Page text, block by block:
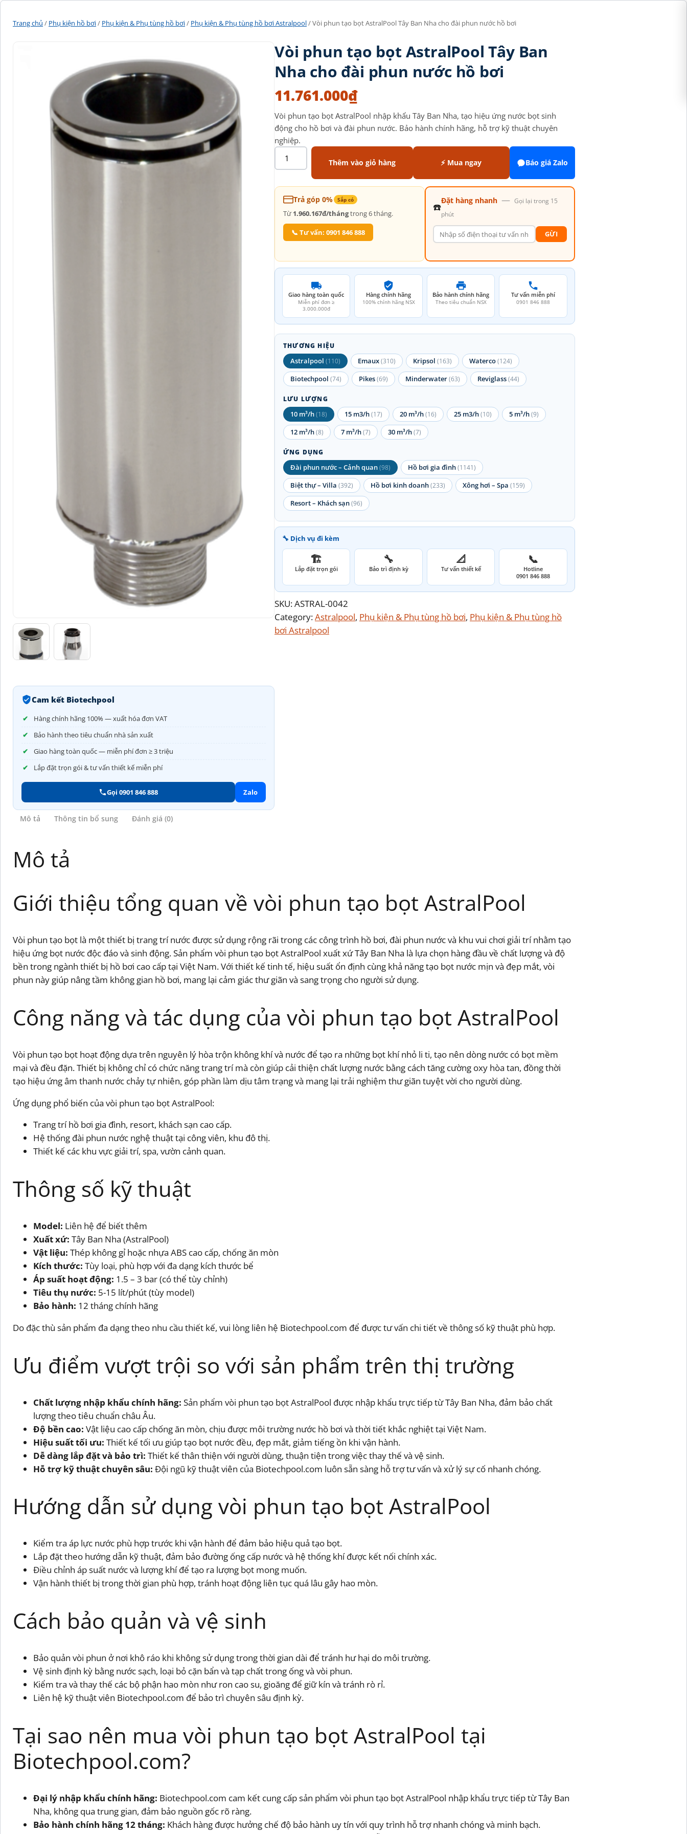
Trang chủ / Phụ kiện hồ bơi/ Phụ kiện & Phụ tùng hồ bơi/ Phụ kiện & Phụ tùng hồ bơi Astralpool/ Vòi phun tạo bọt AstralPool Tây Ban Nha cho đài phun nước hồ bơi
Cam kết Biotechpool
Hàng chính hãng 100% — xuất hóa đơn VAT
Bảo hành theo tiêu chuẩn nhà sản xuất
Giao hàng toàn quốc — miễn phí đơn ≥ 3 triệu
Lắp đặt trọn gói & tư vấn thiết kế miễn phí
Gọi 0901 846 888 Zalo
Vòi phun tạo bọt AstralPool Tây Ban
Nha cho đài phun nước hồ bơi
11.761.000₫
Vòi phun tạo bọt AstralPool nhập khẩu Tây Ban Nha, tạo hiệu ứng nước bọt sinh
động cho hồ bơi và đài phun nước. Bảo hành chính hãng, hỗ trợ kỹ thuật chuyên
nghiệp.
Thêm vào giỏ hàng ⚡ Mua ngay Báo giá Zalo
Trả góp 0% Sắp có
Từ 1.960.167đ/thángtrong 6 tháng.
📞 Tư vấn: 0901 846 888
☎️
Đặt hàng nhanh — Gọi lại trong 15
phút
GỪI
Giao hàng toàn quốc
Miễn phí đơn ≥
3.000.000đ
Hàng chính hãng
100% chính hãng NSX
Bảo hành chính hãng
Theo tiêu chuẩn NSX
Tư vấn miễn phí
0901 846 888
THƯƠNG HIỆU
Astralpool (110) Emaux(310) Kripsol (163) Waterco(124)
Biotechpool (74) Pikes(69) Minderwater(63) Reviglass(44)
LƯU LƯỢNG
10 m³/h(18) 15 m3/h(17) 20 m³/h(16) 25 m3/h(10) 5 m³/h(9)
12 m³/h(8) 7 m³/h(7) 30 m³/h(7)
ỨNG DỤNG
Đài phun nước – Cảnh quan(98) Hồ bơi gia đình(1141)
Biệt thự – Villa (392) Hồ bơi kinh doanh(233) Xông hơi – Spa (159)
Resort – Khách sạn(96)
🔧 Dịch vụ đi kèm
🏗️
Lắp đặt trọn gói
🔧
Bảo trì định kỳ
📐
Tư vấn thiết kế
📞
Hotline
0901 846 888
SKU:ASTRAL-0042
Category:Astralpool, Phụ kiện & Phụ tùng hồ bơi, Phụ kiện & Phụ tùng hồ
bơi Astralpool
Mô tả Thông tin bổ sung Đánh giá (0)
Mô tả
Giới thiệu tổng quan về vòi phun tạo bọt AstralPool
Vòi phun tạo bọt là một thiết bị trang trí nước được sử dụng rộng rãi trong các công trình hồ bơi, đài phun nước và khu vui chơi giải trí nhằm tạo
hiệu ứng bọt nước độc đáo và sinh động. Sản phẩm vòi phun tạo bọt AstralPool xuất xứ Tây Ban Nha là lựa chọn hàng đầu về chất lượng và độ
bền trong ngành thiết bị hồ bơi cao cấp tại Việt Nam. Với thiết kế tinh tế, hiệu suất ổn định cùng khả năng tạo bọt nước mịn và đẹp mắt, vòi
phun này giúp nâng tầm không gian hồ bơi, mang lại cảm giác thư giãn và sang trọng cho người sử dụng.
Công năng và tác dụng của vòi phun tạo bọt AstralPool
Vòi phun tạo bọt hoạt động dựa trên nguyên lý hòa trộn không khí và nước để tạo ra những bọt khí nhỏ li ti, tạo nên dòng nước có bọt mềm
mại và đều đặn. Thiết bị không chỉ có chức năng trang trí mà còn giúp cải thiện chất lượng nước bằng cách tăng cường oxy hòa tan, đồng thời
tạo hiệu ứng âm thanh nước chảy tự nhiên, góp phần làm dịu tâm trạng và mang lại trải nghiệm thư giãn tuyệt vời cho người dùng.
Ứng dụng phổ biến của vòi phun tạo bọt AstralPool:
Trang trí hồ bơi gia đình, resort, khách sạn cao cấp.
Hệ thống đài phun nước nghệ thuật tại công viên, khu đô thị.
Thiết kế các khu vực giải trí, spa, vườn cảnh quan.
Thông số kỹ thuật
Model: Liên hệ để biết thêm
Xuất xứ: Tây Ban Nha (AstralPool)
Vật liệu: Thép không gỉ hoặc nhựa ABS cao cấp, chống ăn mòn
Kích thước: Tùy loại, phù hợp với đa dạng kích thước bể
Áp suất hoạt động: 1.5 – 3 bar (có thể tùy chỉnh)
Tiêu thụ nước: 5-15 lít/phút (tùy model)
Bảo hành: 12 tháng chính hãng
Do đặc thù sản phẩm đa dạng theo nhu cầu thiết kế, vui lòng liên hệ Biotechpool.com để được tư vấn chi tiết về thông số kỹ thuật phù hợp.
Ưu điểm vượt trội so với sản phẩm trên thị trường
Chất lượng nhập khẩu chính hãng: Sản phẩm vòi phun tạo bọt AstralPool được nhập khẩu trực tiếp từ Tây Ban Nha, đảm bảo chất
lượng theo tiêu chuẩn châu Âu.
Độ bền cao: Vật liệu cao cấp chống ăn mòn, chịu được môi trường nước hồ bơi và thời tiết khắc nghiệt tại Việt Nam.
Hiệu suất tối ưu: Thiết kế tối ưu giúp tạo bọt nước đều, đẹp mắt, giảm tiếng ồn khi vận hành.
Dễ dàng lắp đặt và bảo trì: Thiết kế thân thiện với người dùng, thuận tiện trong việc thay thế và vệ sinh.
Hỗ trợ kỹ thuật chuyên sâu: Đội ngũ kỹ thuật viên của Biotechpool.com luôn sẵn sàng hỗ trợ tư vấn và xử lý sự cố nhanh chóng.
Hướng dẫn sử dụng vòi phun tạo bọt AstralPool
Kiểm tra áp lực nước phù hợp trước khi vận hành để đảm bảo hiệu quả tạo bọt.
Lắp đặt theo hướng dẫn kỹ thuật, đảm bảo đường ống cấp nước và hệ thống khí được kết nối chính xác.
Điều chỉnh áp suất nước và lượng khí để tạo ra lượng bọt mong muốn.
Vận hành thiết bị trong thời gian phù hợp, tránh hoạt động liên tục quá lâu gây hao mòn.
Cách bảo quản và vệ sinh
Bảo quản vòi phun ở nơi khô ráo khi không sử dụng trong thời gian dài để tránh hư hại do môi trường.
Vệ sinh định kỳ bằng nước sạch, loại bỏ cặn bẩn và tạp chất trong ống và vòi phun.
Kiểm tra và thay thế các bộ phận hao mòn như ron cao su, gioăng để giữ kín và tránh rò rỉ.
Liên hệ kỹ thuật viên Biotechpool.com để bảo trì chuyên sâu định kỳ.
Tại sao nên mua vòi phun tạo bọt AstralPool tại
Biotechpool.com?
Đại lý nhập khẩu chính hãng: Biotechpool.com cam kết cung cấp sản phẩm vòi phun tạo bọt AstralPool nhập khẩu trực tiếp từ Tây Ban
Nha, không qua trung gian, đảm bảo nguồn gốc rõ ràng.
Bảo hành chính hãng 12 tháng: Khách hàng được hưởng chế độ bảo hành uy tín với quy trình hỗ trợ nhanh chóng và minh bạch.